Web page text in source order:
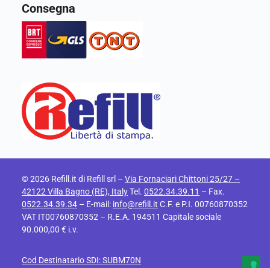
Consegna
© 2026 Refill.it di Refill srl – Via Fornaciari Chittoni 25/27 –
42122 Villa Bagno (RE), ItalyTel. 0522.34.39.11 – Fax.
0522.34.39.34 – E-mail: info@refill.it C.F. e P.I. 00760870352
VAT IT00760870352 – R.E.A. 194511 Capitale sociale
90.000,00 € i.v.
Cod Destinatario SDI: SUBM70N